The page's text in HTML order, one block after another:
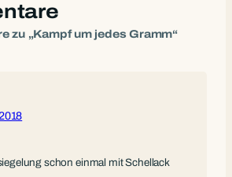
zu „Kampf um jedes Gramm“
schon einmal mit Schellack